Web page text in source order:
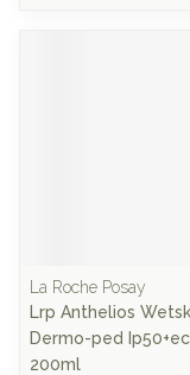
La Roche Posay
Lrp Anthelios
Dermo-ped
200ml